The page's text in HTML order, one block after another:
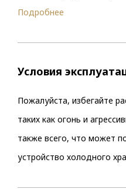
Подробнее
Условия
Пожалуйста, избегайте
таких как огонь и
также всего, что может
устройство холодного